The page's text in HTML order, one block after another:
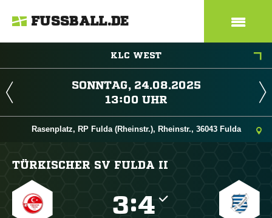
FUSSBALL.DE
KLC WEST
 
 
Rasenplatz, RP Fulda (Rheinstr.), Rheinstr., 36043 Fulda
TÜRKISCHER SV FULDA II
: